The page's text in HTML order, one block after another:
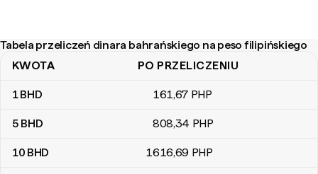
Tabela przeliczeń dinara bahrańskiego na peso filipińskiego
Tabela przeliczeń dinara bahrańskiego na peso filipińskiego
KWOTA PO PRZELICZENIU
1BHD 161,67 PHP
5 BHD 808,34 PHP
10 BHD 1616,69 PHP